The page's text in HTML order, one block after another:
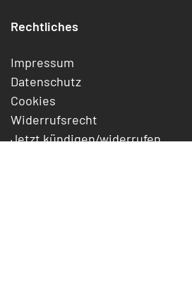
Rechtliches
Impressum
Datenschutz
Cookies
Widerrufsrecht
Jetzt kündigen/widerrufen